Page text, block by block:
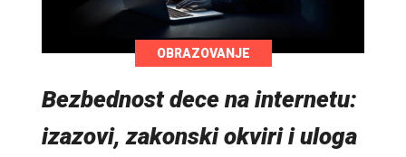
OBRAZOVANJE
Bezbednost dece na internetu:
izazovi, zakonski okviri i uloga